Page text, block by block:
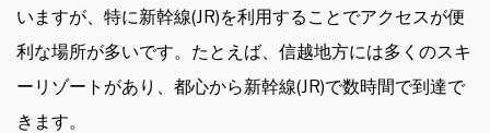
いますが、特に新幹線(JR)を利用することでアクセスが便
利な場所が多いです。たとえば、信越地方には多くのスキ
ーリゾートがあり、都心から新幹線(JR)で数時間で到達で
きます。